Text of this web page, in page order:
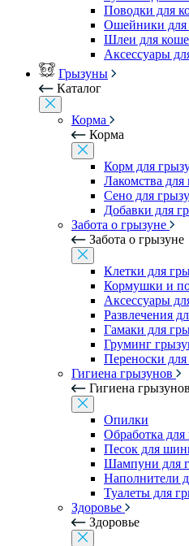
Поводки для
Ошейники для
Шлеи для
Аксессуары
Грызуны
Каталог
Корма
Корма
Корм для
Лакомства для
Сено для
Добавки для
Забота о грызуне
Забота о грызуне
Клетки для
Кормушки и
Аксессуары
Развлечения
Гамаки для
Груминг
Переноски
Гигиена грызунов
Гигиена грызунов
Опилки
Обработка для
Песок для
Шампуни для
Наполнители
Туалеты для
Здоровье
Здоровье